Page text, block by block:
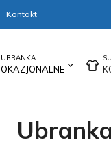
Kontakt
OKAZJONALNE